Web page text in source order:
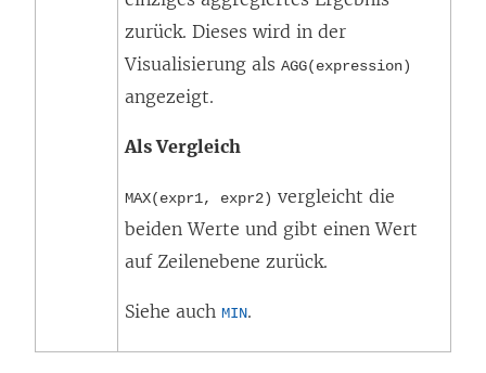
zurück. Dieses wird in der
Visualisierung als AGG(expression)
angezeigt.
Als Vergleich
MAX(expr1, expr2) vergleicht die
beiden Werte und gibt einen Wert
auf Zeilenebene zurück.
Siehe auch MIN.